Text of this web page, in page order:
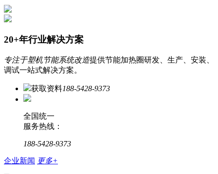
20+年行业解决方案
专注于塑机节能系统改造提供节能加热圈研发、生产、安装、
调试一站式解决方案。
获取资料188-5428-9373
全国统一
服务热线：
188-5428-9373
企业新闻 更多+